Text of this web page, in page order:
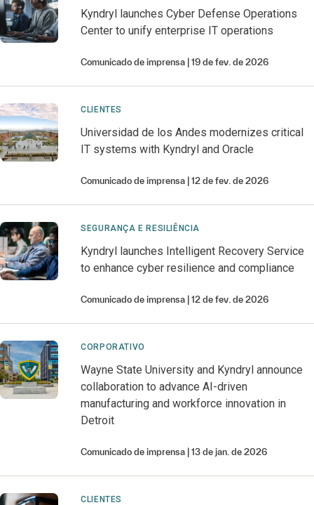
Kyndryl launches Cyber Defense Operations
Center to unify enterprise IT operations
Comunicado de imprensa 19 de fev. de 2026
CLIENTES
Universidad de los Andes modernizes critical
IT systems with Kyndryl and Oracle
Comunicado de imprensa 12 de fev. de 2026
SEGURANÇA E RESILIÊNCIA
Kyndryl launches Intelligent Recovery Service
to enhance cyber resilience and compliance
Comunicado de imprensa 12 de fev. de 2026
CORPORATIVO
Wayne State University and Kyndryl announce
collaboration to advance AI-driven
manufacturing and workforce innovation in
Detroit
Comunicado de imprensa 13 de jan. de 2026
CLIENTES